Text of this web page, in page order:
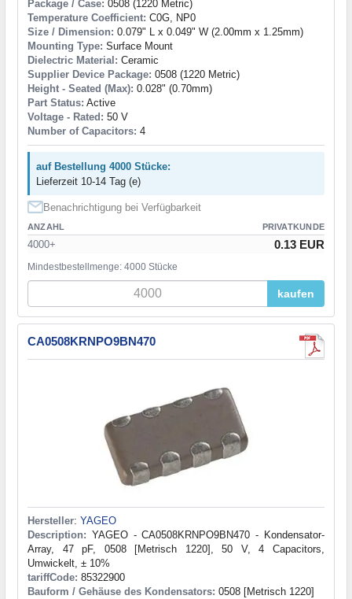
Package / Case: 0508 (1220 Metric)
Temperature Coefficient: C0G, NP0
Size / Dimension: 0.079" L x 0.049" W (2.00mm x 1.25mm)
Mounting Type: Surface Mount
Dielectric Material: Ceramic
Supplier Device Package: 0508 (1220 Metric)
Height - Seated (Max): 0.028" (0.70mm)
Part Status: Active
Voltage - Rated: 50 V
Number of Capacitors: 4
auf Bestellung 4000 Stücke:
Lieferzeit 10-14 Tag (e)
Benachrichtigung bei Verfügbarkeit
ANZAHL PRIVATKUNDE
4000+ 0.13 EUR
Mindestbestellmenge: 4000 Stücke
kaufen
CA0508KRNPO9BN470
Hersteller: YAGEO
Description: YAGEO - CA0508KRNPO9BN470 - Kondensator-
Array, 47 pF, 0508 [Metrisch 1220], 50 V, 4 Capacitors,
Umwickelt, ± 10%
tariffCode: 85322900
Bauform / Gehäuse des Kondensators: 0508 [Metrisch 1220]